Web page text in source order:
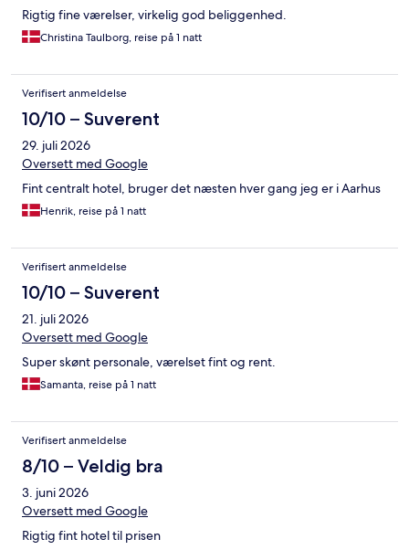
Rigtig fine værelser, virkelig god beliggenhed.
Christina Taulborg, reise på 1 natt
Verifisert anmeldelse
10/10 – Suverent
29. juli 2026
Oversett med Google
Fint centralt hotel, bruger det næsten hver gang jeg er i Aarhus
Henrik, reise på 1 natt
Verifisert anmeldelse
10/10 – Suverent
21. juli 2026
Oversett med Google
Super skønt personale, værelset fint og rent.
Samanta, reise på 1 natt
Verifisert anmeldelse
8/10 – Veldig bra
3. juni 2026
Oversett med Google
Rigtig fint hotel til prisen